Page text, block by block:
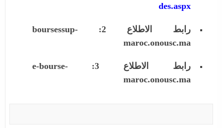
des.aspx
رابط الاطلاع 2: boursessup-
maroc.onousc.ma
رابط الاطلاع 3: e-bourse-
maroc.onousc.ma